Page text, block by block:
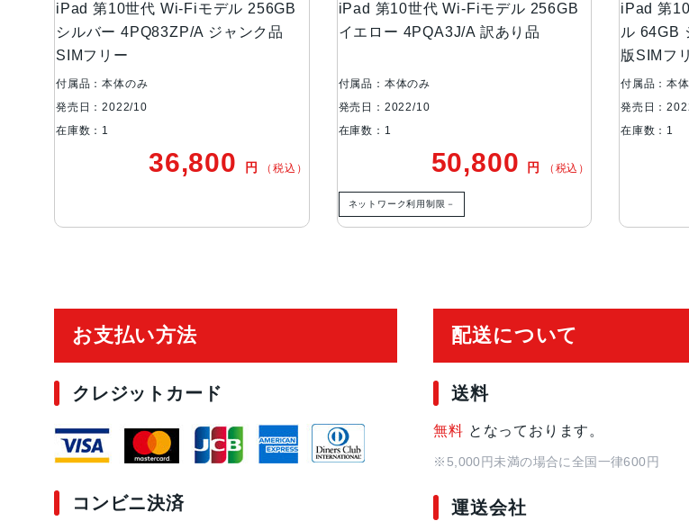
ディスプレイ
Liquid Retinaディ
IPSテクノロジ
カメラ
ƒ/2.4絞り値
スマートHDR 3
スピーカー
マイク 通話、ビデオ撮
iPad 第10世代 Wi-Fiモデル 256GB
シルバー 4PQ83ZP/A ジャンク品
SIMフリー
付属品：本体のみ
発売日：2022/10
在庫数：1
36,800 円 （税込）
iPad 第10世代 Wi-Fiモデル 256GB
イエロー 4PQA3J/A 訳あり品
付属品：本体のみ
発売日：2022/10
在庫数：1
50,800 円 （税込）
ネットワーク利用制限－
iPad 第
ル 64GB
版SIMフ
付属品：本
発売日：
在庫数：1
お支払い方法
クレジットカード
コンビニ決済
配送について
送料
無料 となっております。
※5,000円未満の場合に全国一律600円
運送会社